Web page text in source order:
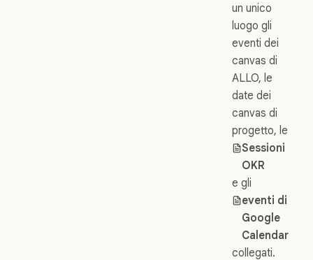
un unico
luogo gli
eventi dei
canvas di
ALLO, le
date dei
canvas di
progetto, le
Sessioni
OKR
e gli
eventi di
Google
Calendar
collegati.